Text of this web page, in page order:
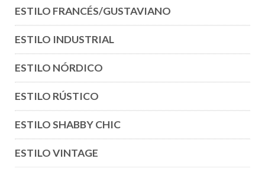
ESTILO FRANCÉS/GUSTAVIANO
ESTILO INDUSTRIAL
ESTILO NÓRDICO
ESTILO RÚSTICO
ESTILO SHABBY CHIC
ESTILO VINTAGE